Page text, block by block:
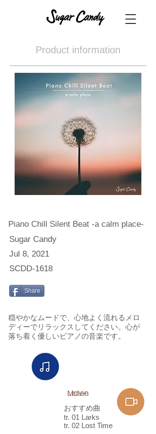
Product information
Piano Chill Silent Beat -a calm place-
Sugar Candy
Jul 8, 2021
SCDD-1618
Share
穏やかなムードで、心地よく流れるメロ
ディーでリラックスしてください。心が
落ち着く優しいピアノの音楽です。
Listen
Movie
おすすめ曲
tr. 01 Larks
tr. 02 Lost Time